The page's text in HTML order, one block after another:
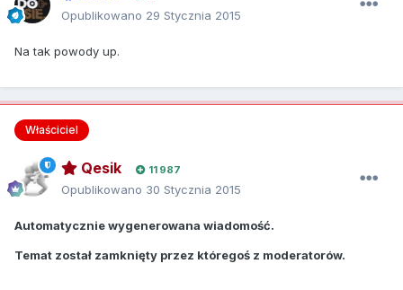
Opublikowano 29 Stycznia 2015
Na tak powody up.
Właściciel
Qesik 11 987
Opublikowano 30 Stycznia 2015
Automatycznie wygenerowana wiadomość.
Temat został zamknięty przez któregoś z moderatorów.